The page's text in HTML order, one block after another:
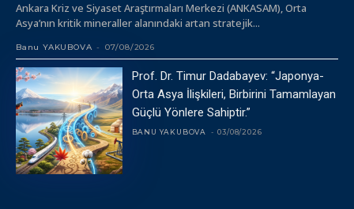
Ankara Kriz ve Siyaset Araştırmaları Merkezi (ANKASAM), Orta
Asya’nın kritik mineraller alanındaki artan stratejik...
Banu YAKUBOVA - 07/08/2026
Prof. Dr. Timur Dadabayev: “Japonya-
Orta Asya İlişkileri, Birbirini Tamamlayan
Güçlü Yönlere Sahiptir.”
BANU YAKUBOVA - 03/08/2026